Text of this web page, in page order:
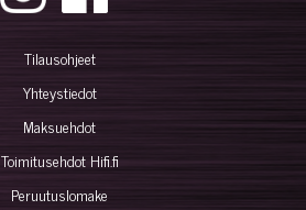
Tilausohjeet
Yhteystiedot
Maksuehdot
Toimitusehdot Hifi.fi
Peruutuslomake